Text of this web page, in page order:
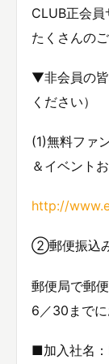
CLUB正会員
たくさんの
▼非会員の
ください）
(1)無料ファ
＆イベント
http://
②郵便振込
郵便局で郵
6／30までに
■加入社名：